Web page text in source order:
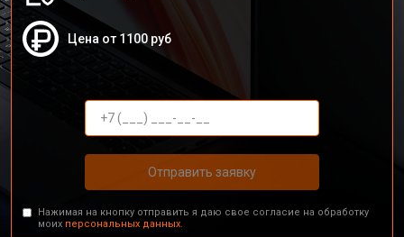
Цена от 1100 руб
Отправить заявку
Нажимая на кнопку отправить я даю свое согласие на обработку
моих персональных данных.